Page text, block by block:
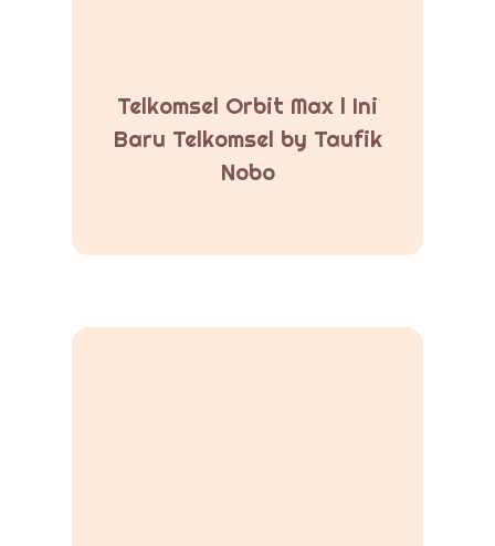
Telkomsel Orbit Max l Ini
Baru Telkomsel by Taufik
Nobo